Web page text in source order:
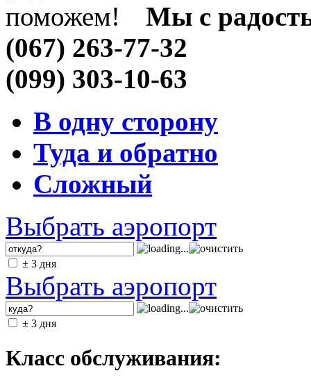
Мы с
(067) 263-77-32
(099) 303-10-63
В одну сторону
Туда и обратно
Сложный
Выбрать аэропорт
± 3 дня
Выбрать аэропорт
± 3 дня
Класс обслуживания: